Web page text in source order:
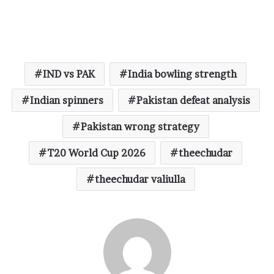
IND vs PAK India bowling strength
Indian spinners Pakistan defeat analysis
Pakistan wrong strategy
T20 World Cup 2026 theechudar
theechudar valiulla